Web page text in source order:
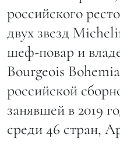
российского
двух звезд
шеф-повар и
Bourgeois
российской
занявшей в 2019
среди 46 стран,